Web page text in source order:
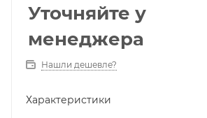
Уточняйте у
менеджера
Нашли дешевле?
Характеристики